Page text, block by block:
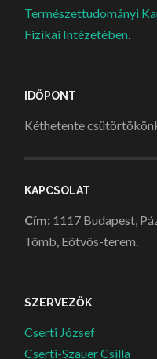
Természettudományi
Fizikai Intézetében.
IDŐPONT
Kéthetente
KAPCSOLAT
Cím: 1117 Budapest,
Tömb, Eötvös-terem.
SZERVEZŐK
Cserti József
Cserti-Szauer Csilla